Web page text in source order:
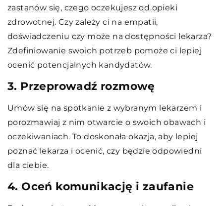
zastanów się, czego oczekujesz od opieki
zdrowotnej. Czy zależy ci na empatii,
doświadczeniu czy może na dostępności lekarza?
Zdefiniowanie swoich potrzeb pomoże ci lepiej
ocenić potencjalnych kandydatów.
3. Przeprowadź rozmowę
Umów się na spotkanie z wybranym lekarzem i
porozmawiaj z nim otwarcie o swoich obawach i
oczekiwaniach. To doskonała okazja, aby lepiej
poznać lekarza i ocenić, czy będzie odpowiedni
dla ciebie.
4. Oceń komunikację i zaufanie